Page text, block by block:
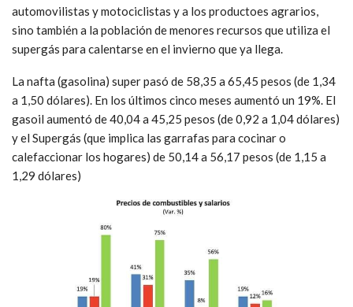
automovilistas y motociclistas y a los productoes agrarios,
sino también a la población de menores recursos que utiliza el
supergás para calentarse en el invierno que ya llega.
La nafta (gasolina) super pasó de 58,35 a 65,45 pesos (de 1,34
a 1,50 dólares). En los últimos cinco meses aumentó un 19%. El
gasoil aumentó de 40,04 a 45,25 pesos (de 0,92 a 1,04 dólares)
y el Supergás (que implica las garrafas para cocinar o
calefaccionar los hogares) de 50,14 a 56,17 pesos (de 1,15 a
1,29 dólares)